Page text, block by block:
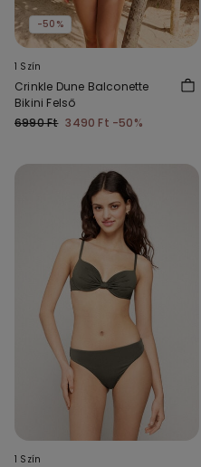
-50%
1 Szín
Crinkle Dune Balconette
Bikini Felső
6990 Ft 3490 Ft -50%
1 Szín